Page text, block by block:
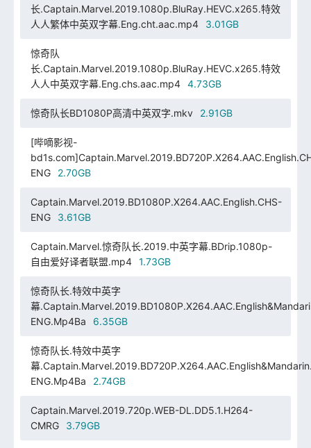
长.Captain.Marvel.2019.1080p.BluRay.HEVC.x265.特效
人人繁体中英双字幕.Eng.cht.aac.mp4
3.01GB
惊奇队
长.Captain.Marvel.2019.1080p.BluRay.HEVC.x265.特效
人人中英双字幕.Eng.chs.aac.mp4
4.73GB
惊奇队长BD1080P高清中英双字.mkv 2.91GB
[哔嘀影视-
ENG
2.70GB
Captain.Marvel.2019.BD1080P.X264.AAC.English.CHS-
ENG
3.61GB
Captain.Marvel.惊奇队长.2019.中英字幕.BDrip.1080p-
自由爱好译者联盟.mp4
1.73GB
惊奇队长.特效中英字
幕
ENG.Mp4Ba
6.35GB
惊奇队长.特效中英字
幕
ENG.Mp4Ba
2.74GB
Captain.Marvel.2019.720p.WEB-DL.DD5.1.H264-
CMRG
3.79GB